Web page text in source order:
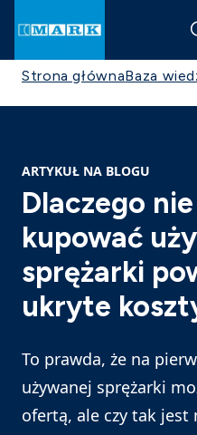
Strona głównaBaza
ARTYKUŁ NA BLOGU
Dlaczego
kupować
sprężarki
ukryte
To prawda, że na
używanej sprężarki
ofertą, ale czy tak jest